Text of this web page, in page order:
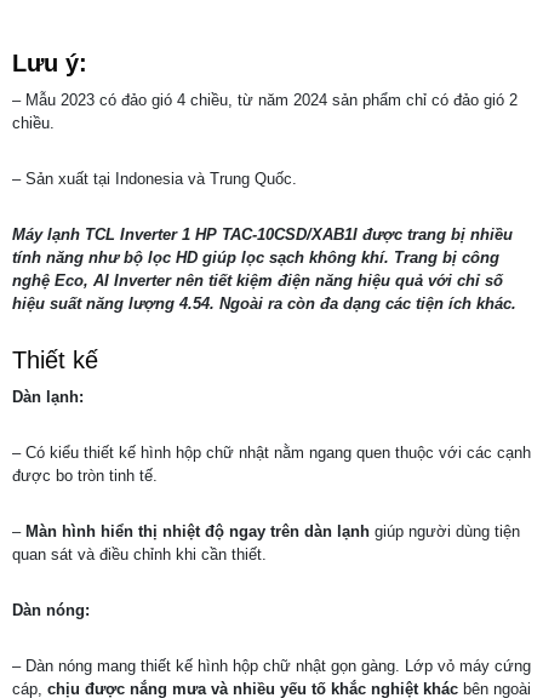
Lưu ý:
– Mẫu 2023 có đảo gió 4 chiều, từ năm 2024 sản phẩm chỉ có đảo gió 2
chiều.
– Sản xuất tại Indonesia và Trung Quốc.
Máy lạnh TCL Inverter 1 HP TAC-10CSD/XAB1I được trang bị nhiều
tính năng như bộ lọc HD giúp lọc sạch không khí. Trang bị công
nghệ Eco, AI Inverter nên tiết kiệm điện năng hiệu quả với chỉ số
hiệu suất năng lượng 4.54. Ngoài ra còn đa dạng các tiện ích khác.
Thiết kế
Dàn lạnh:
– Có kiểu thiết kế hình hộp chữ nhật nằm ngang quen thuộc với các cạnh
được bo tròn tinh tế.
– Màn hình hiển thị nhiệt độ ngay trên dàn lạnh giúp người dùng tiện
quan sát và điều chỉnh khi cần thiết.
Dàn nóng:
– Dàn nóng mang thiết kế hình hộp chữ nhật gọn gàng. Lớp vỏ máy cứng
cáp, chịu được nắng mưa và nhiều yếu tố khắc nghiệt khác bên ngoài